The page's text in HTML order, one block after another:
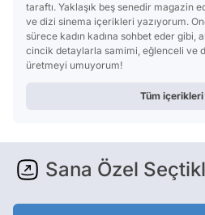
taraftı. Yaklaşık beş senedir magazin
ve dizi sinema içerikleri yazıyorum.
sürece kadın kadına sohbet eder gibi,
cincik detaylarla samimi, eğlenceli ve
üretmeyi umuyorum!
Tüm içerikleri
Sana Özel